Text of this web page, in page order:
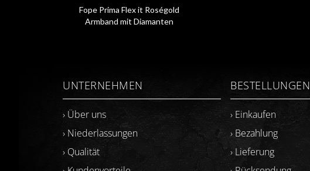
Fope Prima Flex it Roségold
Armband mit Diamanten
UNTERNEHMEN
› Über uns
› Niederlassungen
› Qualität
BESTELLUNGEN
› Einkaufen
› Bezahlung
› Lieferung